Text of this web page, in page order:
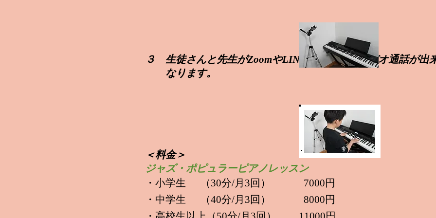
３ 生徒さんと先生がZoomやLINEに繋がればビデオ通話が出
なります。
＜料金＞
ジャズ・ポピュラーピアノレッスン
・小学生 （30分/月3回） 7000円
・中学生 （40分/月3回） 8000円